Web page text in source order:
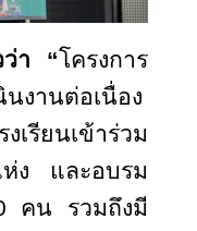
ว่า “โครงการ
นงานต่อเนื่อง
ยนเข้าร่วม
ง และอบรม
คน รวมถึงมี